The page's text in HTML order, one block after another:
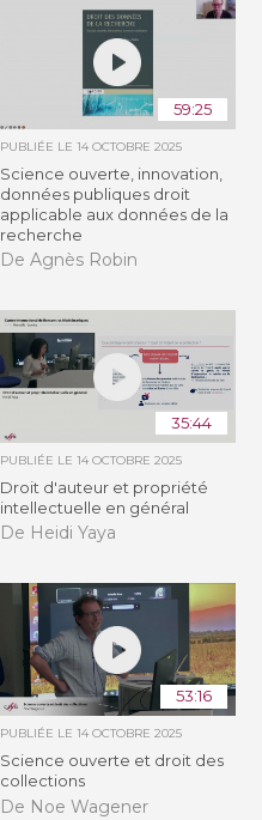
59:25
PUBLIÉE LE 14 OCTOBRE 2025
Science ouverte, innovation,
données publiques droit
applicable aux données de la
recherche
De Agnès Robin
35:44
PUBLIÉE LE 14 OCTOBRE 2025
Droit d'auteur et propriété
intellectuelle en général
De Heidi Yaya
53:16
PUBLIÉE LE 14 OCTOBRE 2025
Science ouverte et droit des
collections
De Noe Wagener